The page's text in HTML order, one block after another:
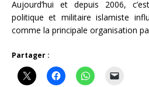
Aujourd’hui et depuis 2006,
politique et militaire islamiste
comme la principale organisation
Partager :